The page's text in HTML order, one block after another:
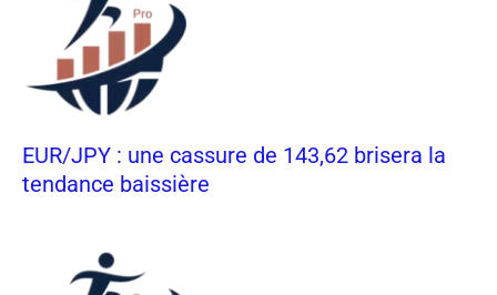
EUR/JPY : une cassure de 143,62 brisera la
tendance baissière